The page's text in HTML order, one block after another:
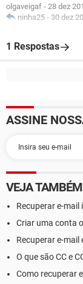
olgaveigaf - 28 dez
ninha25 - 30 dez
1 Respostas
ASSINE
VEJA TAMBÉM
Recuperar e-mail
Criar uma conta
Recuperar e-mail
O que são CC e
Como recuperar